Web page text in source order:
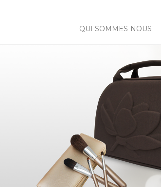
QUI SOMMES-NOUS